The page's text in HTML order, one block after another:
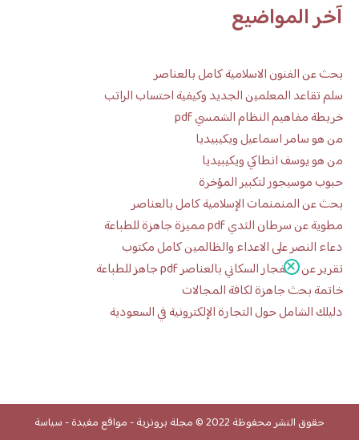
آخر المواضيع
بحث عن الفنون الاسلامية كامل بالعناصر
سلم تقاعد المعلمين الجديد وكيفية احتساب الراتب
خريطة مفاهيم النظام الشمسي pdf
من هو سامر اسماعيل ويكيبيديا
من هو يوسف انطاكي ويكيبيديا
حبوب موسيجور لتكبير المؤخرة
بحث عن المنمنمات الإسلامية كامل بالعناصر
مطوية عن سرطان الثدي pdf مميزة جاهزة للطباعة
دعاء النصر على الاعداء والظالمين كامل مكتوب
تقرير عن الانفجار السكاني بالعناصر pdf جاهز للطباعة
خاتمة بحث جاهزة لكافة المجالات
دليلك الشامل حول التجارة الإلكترونية في السعودية
حقوق النشر محفوظة 2022 © مجلة برونزية-مواقع مفيدة-سياسة